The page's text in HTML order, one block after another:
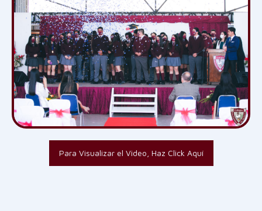
Para Visualizar el Video, Haz Click Aquí